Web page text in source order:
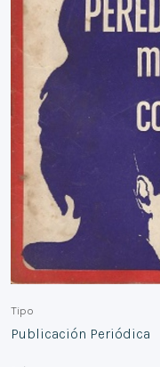
Tipo
Publicación Periódica